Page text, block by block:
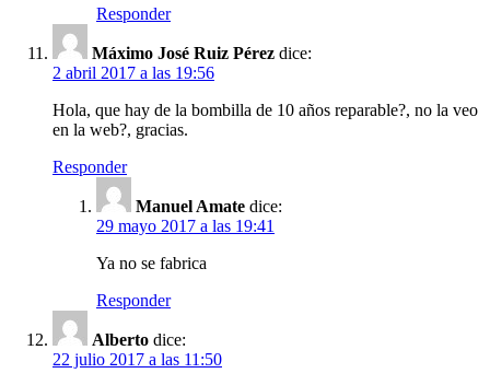
Responder
Máximo José Ruiz Pérez dice:
2 abril 2017 a las 19:56
Hola, que hay de la bombilla de 10 años reparable?, no la veo
en la web?, gracias.
Responder
Manuel Amate dice:
29 mayo 2017 a las 19:41
Ya no se fabrica
Responder
Alberto dice:
22 julio 2017 a las 11:50